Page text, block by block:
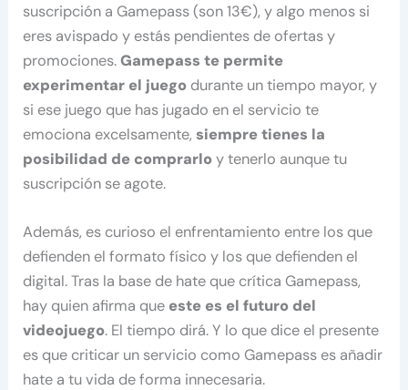
suscripción a Gamepass (son 13€), y algo menos si
eres avispado y estás pendientes de ofertas y
promociones.Gamepass te permite
experimentar el juego durante un tiempo mayor, y
si ese juego que has jugado en el servicio te
emociona excelsamente,siempre tienes la
posibilidad de comprarloy tenerlo aunque tu
suscripción se agote.
Además, es curioso el enfrentamiento entre los que
defienden el formato físico y los que defienden el
digital. Tras la base de hate que crítica Gamepass,
hay quien afirma que este es el futuro del
videojuego. El tiempo dirá. Y lo que dice el presente
es que criticar un servicio como Gamepass es añadir
hate a tu vida de forma innecesaria.